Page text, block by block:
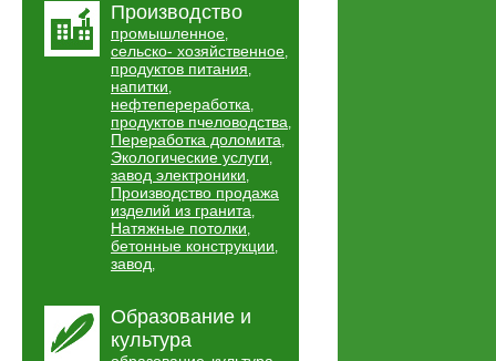
Производство
промышленное,
сельско- хозяйственное,
продуктов питания,
напитки,
нефтепереработка,
продуктов пчеловодства,
Переработка доломита,
Экологические услуги,
завод электроники,
Производство продажа
изделий из гранита,
Натяжные потолки,
бетонные конструкции,
завод,
Образование и
культура